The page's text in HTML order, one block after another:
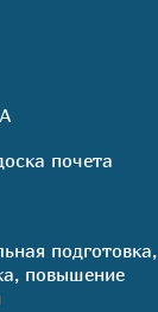
почета
подготовка,
повышение